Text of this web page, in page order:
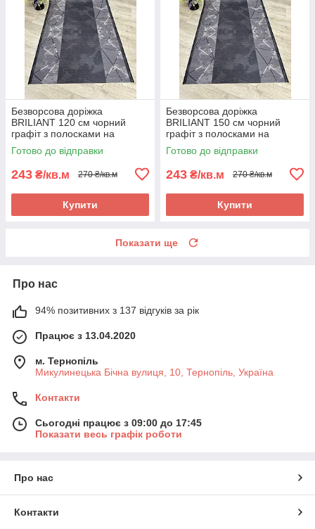
Безворсова доріжка
BRILIANT 120 см чорний
графіт з полосками на
підлогу на кухню, в коридор
Готово до відправки
243 ₴/кв.м 270 ₴/кв.м
Купити
Безворсова доріжка
BRILIANT 150 см чорний
графіт з полосками на
підлогу на кухню, в коридор
Готово до відправки
243 ₴/кв.м 270 ₴/кв.м
Купити
Показати ще
Про нас
94% позитивних з 137 відгуків за рік
Працює з 13.04.2020
м. Тернопіль
Микулинецька Бічна вулиця, 10, Тернопіль, Україна
Контакти
Сьогодні працює з 09:00 до 17:45
Показати весь графік роботи
Про нас
Контакти